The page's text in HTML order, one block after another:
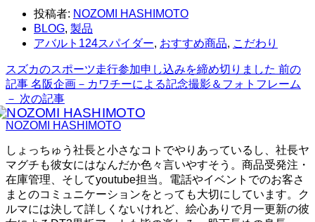
投稿者: NOZOMI HASHIMOTO
BLOG, 製品
アバルト124スパイダー, おすすめ商品, こだわり
スズカのスポーツ走行参加申し込みを締め切りました 前の
記事 名阪企画－カワチーによる記念撮影＆フォトフレーム
－ 次の記事
NOZOMI HASHIMOTO
しょっちゅう社長と小さなコトでやりあっているし、社長ヤ
マグチも彼女にはなんだか色々言いやすそう。商品受発注・
在庫管理、そしてyoutube担当。電話やイベントでのお客さ
まとのコミュニケーションをとっても大切にしています。ク
ルマには決して詳しくないけれど、絵心ありで月一更新の彼